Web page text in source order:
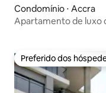
Condomínio ⋅ Accra
Apartamento de luxo
Preferido dos
Preferido dos